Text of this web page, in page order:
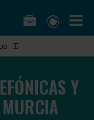
Y